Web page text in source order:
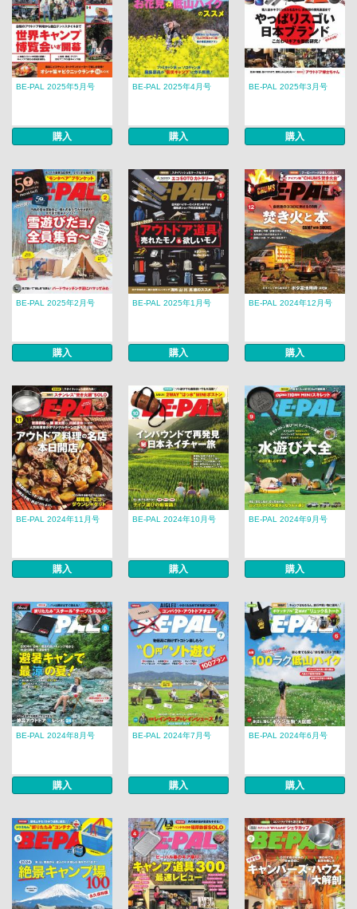
BE-PAL 2025年5月号
購入
BE-PAL 2025年4月号
購入
BE-PAL 2025年3月号
購入
BE-PAL 2025年2月号
購入
BE-PAL 2025年1月号
購入
BE-PAL 2024年12月号
購入
BE-PAL 2024年11月号
購入
BE-PAL 2024年10月号
購入
BE-PAL 2024年9月号
購入
BE-PAL 2024年8月号
購入
BE-PAL 2024年7月号
購入
BE-PAL 2024年6月号
購入